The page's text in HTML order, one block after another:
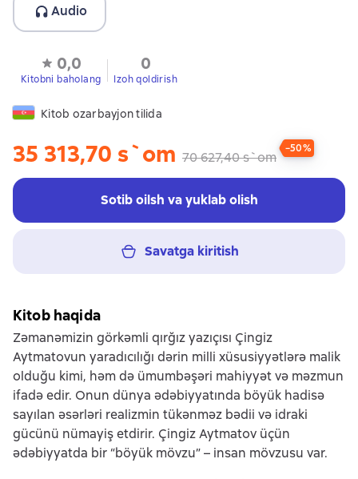
Audio
0,0
Kitobni baholang
0
Izoh qoldirish
Kitob ozarbayjon tilida
35 313,70 s`om 70 627,40 s`om
−50%
Sotib oilsh va yuklab olish
Savatga kiritish
Kitob haqida
Zəmanəmizin görkəmli qırğız yazıçısı Çingiz
Aytmatovun yaradıcılığı dərin milli xüsusiyyətlərə malik
olduğu kimi, həm də ümumbəşəri mahiyyət və məzmun
ifadə edir. Onun dünya ədəbiyyatında böyük hadisə
sayılan əsərləri realizmin tükənməz bədii və idraki
gücünü nümayiş etdirir. Çingiz Aytmatov üçün
ədəbiyyatda bir “böyük mövzu” – insan mövzusu var.